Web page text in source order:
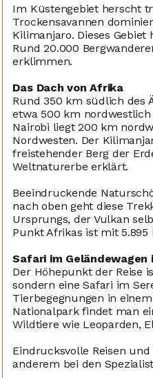
Im Küstengebiet herscht
Trockensavannen
Kilimanjaro. Dieses
Rund 20.000
erklimmen.
Das Dach von Afrika
Rund 350 km südlich des
etwa 500 km nordwestlich
Nairobi liegt 200 km
Nordwesten. Der
freistehender Berg der
Weltnaturerbe erklärt.
Beeindruckende
nach oben geht diese
Ursprungs, der Vulkan
Punkt Afrikas ist mit
Safari im
Der Höhepunkt der Reise
sondern eine Safari im
Tierbegegnungen in
Nationalpark findet man
Wildtiere wie Leoparden,
Eindrucksvolle Reisen
anderem bei den